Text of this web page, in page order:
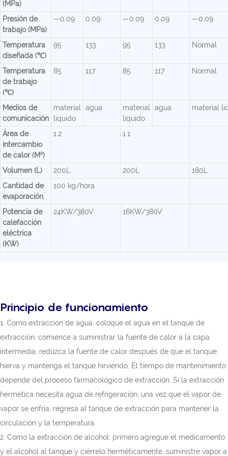
(MPa)
Presión de
trabajo (MPa)
—0.09 0.09 —0.09 0.09 —0.09
Temperatura
diseñada (℃)
95 133 95 133 Normal
Temperatura
de trabajo
(℃)
85 117 85 117 Normal
Medios de
comunicación
material
liquido
agua
material
liquido
agua material
Área de
intercambio
de calor (M²)
1.2 1.1
Volumen (L) 200L 200L
180L
Cantidad de
evaporación.
100 kg/hora
Potencia de
calefacción
eléctrica
(KW)
24KW/380V 16KW/380V
Principio de funcionamiento
1. Como extracción de agua: coloque el agua en el tanque de
extracción, comience a suministrar la fuente de calor a la capa
intermedia, reduzca la fuente de calor después de que el tanque
hierva y mantenga el tanque hirviendo. El tiempo de mantenimiento
depende del proceso farmacológico de extracción. Si la extracción
hermética necesita agua de refrigeración, una vez que el vapor de
vapor se enfría, regresa al tanque de extracción para mantener la
circulación y la temperatura.
2. Como la extracción de alcohol: primero agregue el medicamento
y el alcohol al tanque y ciérrelo herméticamente, suministre vapor a